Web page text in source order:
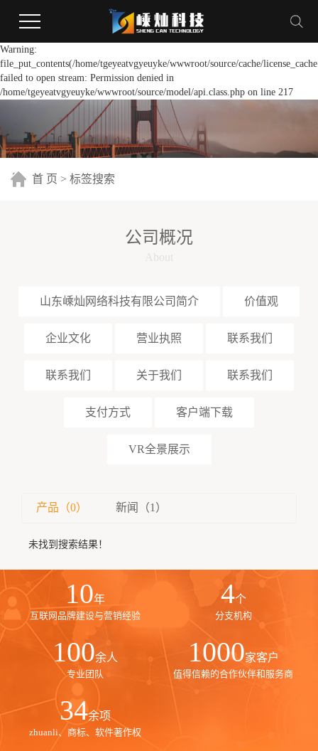
Warning:
file_put_contents(/home/tgeyeatvgyeuyke/wwwroot/source/cache/
failed to open stream: Permission denied in
/home/tgeyeatvgyeuyke/wwwroot/source/model/api.class.php on line 217
首 页 > 标签搜索
公司概况
山东嵊灿网络科技有限公司简介 价值观
企业文化 营业执照 联系我们
联系我们 关于我们 联系我们
支付方式 客户端下载
VR全景展示
产品（0） 新闻（1）
未找到搜索结果！
10年
互联网品牌建设与营销经验
4个
分支机构
100余人
专业团队
1000家客户
值得信赖的合作伙伴和服务商
35余项
zhuanli、商标、软件著作权